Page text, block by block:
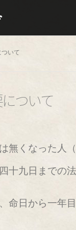
いて
ついて
無くなった人
十九日までの
命日から一年